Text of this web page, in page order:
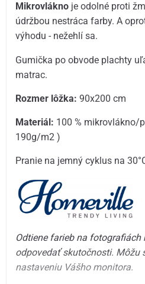
Mikrovlákno je odolné proti
údržbou nestráca farby. A
výhodu - nežehlí sa.
Gumička po obvode plachty
matrac.
Rozmer lôžka: 90x200 cm
Materiál: 100 % mikrovlákno/
190g/m2 )
Pranie na jemný cyklus na
Odtiene farieb na fotografiách
odpovedať skutočnosti. Môžu
nastaveniu Vášho monitora.